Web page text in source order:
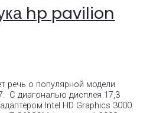
hp pavilion
речь о популярной модели
С диагональю дисплея 17,3
Intel HD Graphics 3000